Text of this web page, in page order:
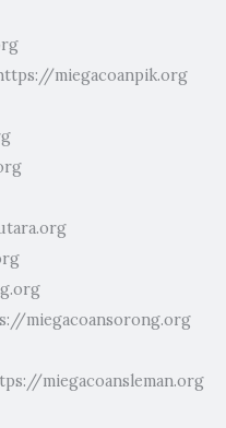
miegacoanpik.org
miegacoansorong.org
miegacoansleman.org